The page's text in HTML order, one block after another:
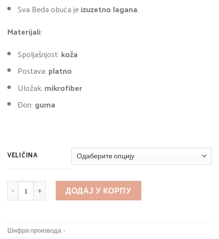
Sva Beda obuća jeizuzetno lagana.
Materijali:
Spoljašnjost: koža
Postava: platno
Uložak: mikrofiber
Đon: guma
VELIČINA
КОЛИЧИНА ДОДАЈ У КОРПУ
Шифра производа:-